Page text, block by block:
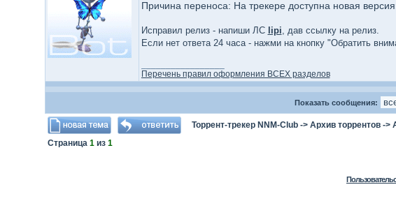
Причина переноса: На трекере доступна новая
Исправил релиз - напиши ЛС lipi, дав ссылку на релиз.
Если нет ответа 24 часа - нажми на кнопку "Обратить
Перечень правил оформления ВСЕХ разделов
Показать сообщения:
Торрент-трекер NNM-Club-> Архив торрентов->
Страница 1из 1